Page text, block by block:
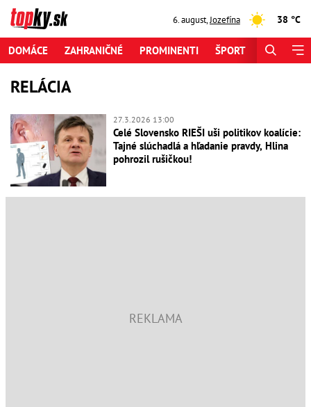
6. august,Jozefína 38 °C
DOMÁCE ZAHRANIČNÉ PROMINENTI ŠPORT
RELÁCIA
27.3.2026 13:00
Celé Slovensko RIEŠI uši politikov koalície:
Tajné slúchadlá a hľadanie pravdy, Hlina
pohrozil rušičkou!